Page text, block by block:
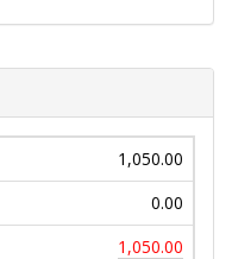
1,050.00
0.00
1,050.00